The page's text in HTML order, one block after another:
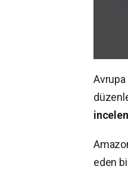
Avrupa
eden